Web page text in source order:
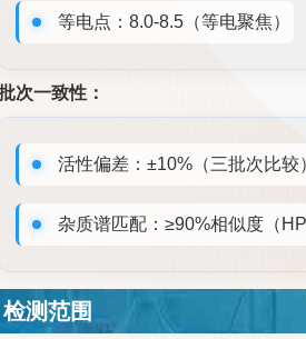
等电点：8.0-8.5（等电聚焦）
次一致性：
活性偏差：±10%（三批次比较
杂质谱匹配：≥90%相似度（
检测范围